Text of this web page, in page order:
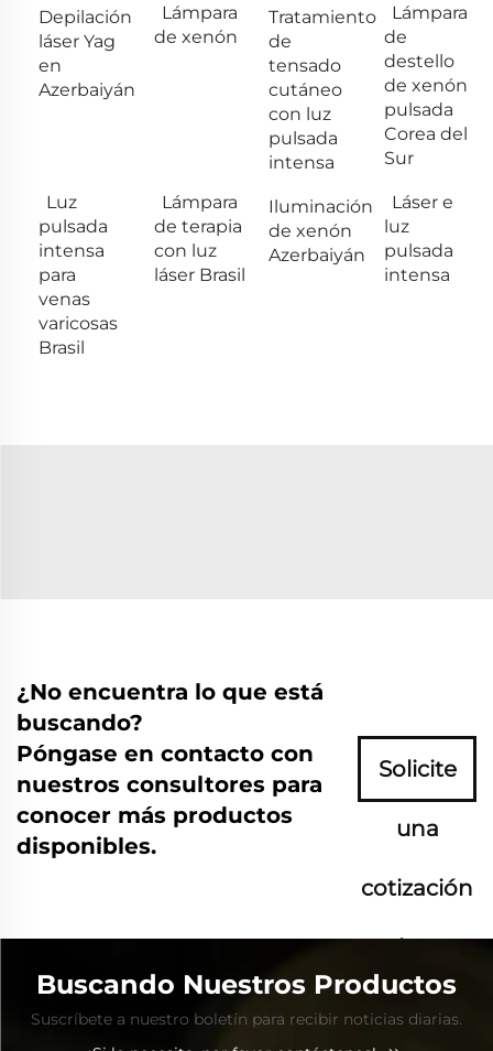
Depilación
láser Yag
en
Azerbaiyán
Lámpara
de xenón
Tratamiento
de
tensado
cutáneo
con luz
pulsada
intensa
Lámpara
de
destello
de xenón
pulsada
Corea del
Sur
Luz
pulsada
intensa
para
venas
varicosas
Brasil
Lámpara
de terapia
con luz
láser Brasil
Iluminación
de xenón
Azerbaiyán
Láser e
luz
pulsada
intensa
¿No encuentra lo que está
buscando?
Póngase en contacto con
nuestros consultores para
conocer más productos
disponibles.
Solicite
una
cotización
ahora
Buscando Nuestros Productos
Suscríbete a nuestro boletín para recibir noticias diarias.